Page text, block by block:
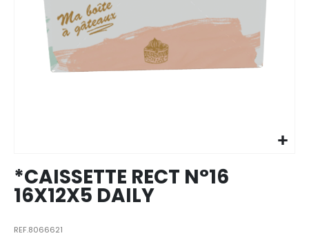
images
gallery
*CAISSETTE RECT N°16
16X12X5 DAILY
REF.8066621